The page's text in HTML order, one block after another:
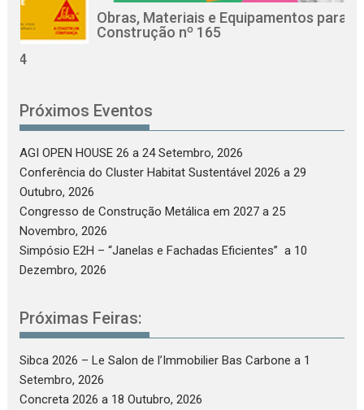
Obras, Materiais e Equipamentos para a
Construção nº 165
Próximos Eventos
AGI OPEN HOUSE 26 a 24 Setembro, 2026
Conferência do Cluster Habitat Sustentável 2026 a 29
Outubro, 2026
Congresso de Construção Metálica em 2027 a 25
Novembro, 2026
Simpósio E2H – “Janelas e Fachadas Eficientes” a 10
Dezembro, 2026
Próximas Feiras:
Sibca 2026 – Le Salon de l’Immobilier Bas Carbone a 1
Setembro, 2026
Concreta 2026 a 18 Outubro, 2026